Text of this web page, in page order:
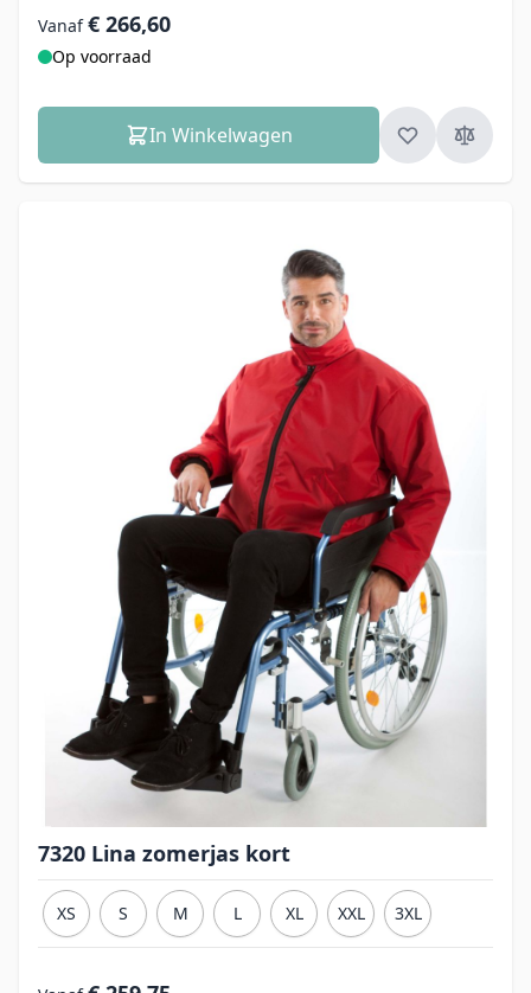
Vanaf € 266,60
Op voorraad
In Winkelwagen
7320 Lina zomerjas kort
XS S M L XL XXL 3XL